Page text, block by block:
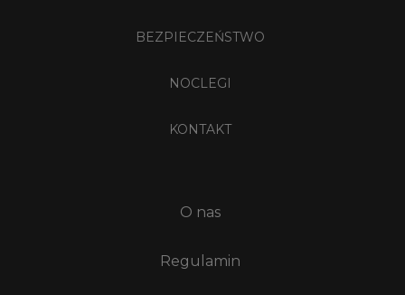
BEZPIECZEŃSTWO
NOCLEGI
KONTAKT
O nas
Regulamin